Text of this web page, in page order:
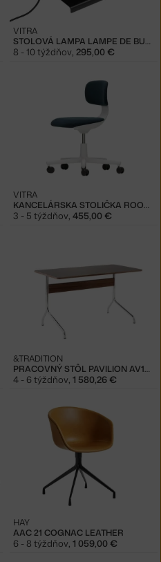
STOLOVÁ LAMPA LAMPE DE BUREAU, DEEP BLACK
VITRA
8 - 10 týždňov, 295,00 €
KANCELÁRSKA STOLIČKA ROOKIE, SOFT GREY/PETROL
VITRA
3 - 5 týždňov, 455,00 €
PRACOVNÝ STÔL PAVILION AV16, CHARCOAL / IRON LINOLEUM
&TRADITION
4 - 6 týždňov, 1 580,26 €
AAC 21 COGNAC LEATHER
HAY
6 - 8 týždňov, 1 059,00 €